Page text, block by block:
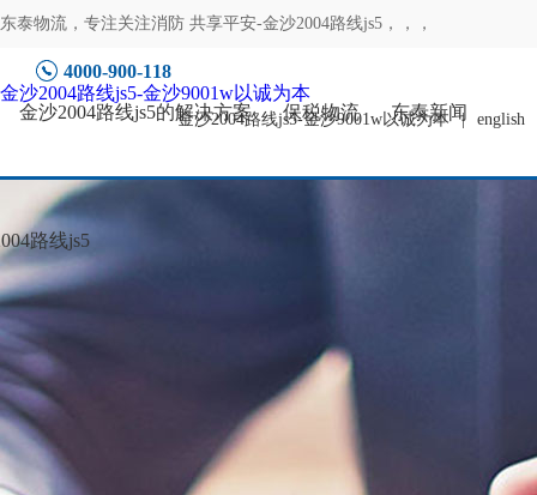
东泰物流，专注关注消防 共享平安-金沙2004路线js5 ，，，
4000-900-118
金沙2004路线js5-金沙9001w以诚为本 | english
金沙2004路线js5-金沙9001w以诚为本
金沙2004路线js5的解决方案
保税物流 东泰新闻
路线js5